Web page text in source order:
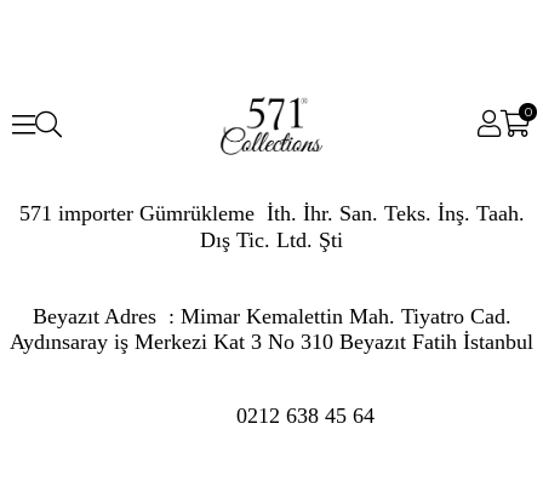
0
571 importer Gümrükleme İth. İhr. San. Teks. İnş. Taah.
Dış Tic. Ltd. Şti
Beyazıt Adres : Mimar Kemalettin Mah. Tiyatro Cad.
Aydınsaray iş Merkezi Kat 3 No 310 Beyazıt Fatih İstanbul
0212 638 45 64